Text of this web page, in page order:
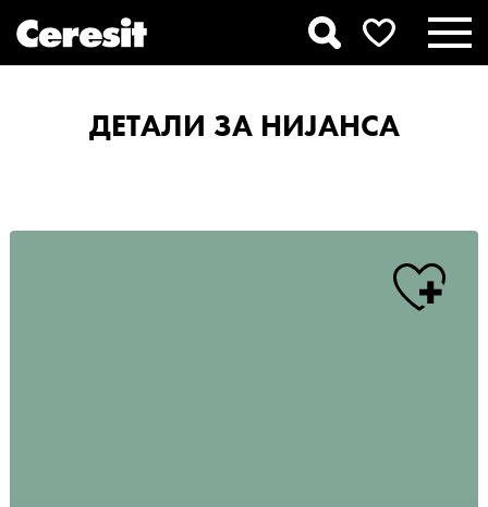
ДЕТАЛИ ЗА НИЈАНСА